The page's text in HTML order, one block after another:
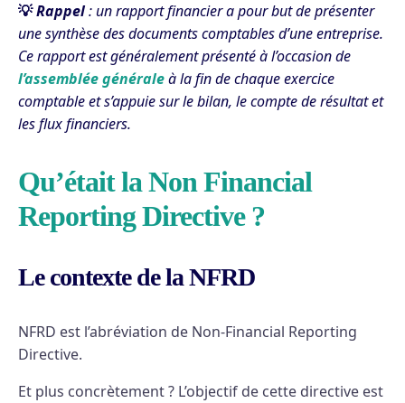
💡Rappel: un rapport financier a pour but de présenter
une synthèse des documents comptables d’une entreprise.
Ce rapport est généralement présenté à l’occasion de
l’assemblée généraleà la fin de chaque exercice
comptable et s’appuie sur le bilan, le compte de résultat et
les flux financiers.
Qu’était la Non Financial
Reporting Directive ?
Le contexte de la NFRD
NFRD est l’abréviation de Non-Financial Reporting
Directive.
Et plus concrètement ? L’objectif de cette directive est